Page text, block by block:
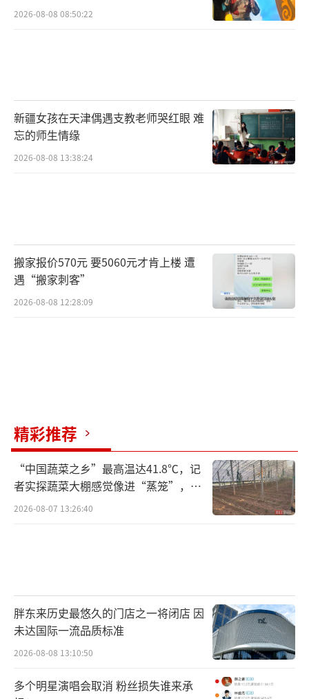
2026-08-08 08:50:22
新疆女孩在天津偶遇支教老师哭红眼 难
忘的师生情缘
2026-08-08 13:38:24
搬家报价570元 要5060元才肯上楼 遭
遇“搬家刺客”
2026-08-08 12:28:09
精彩推荐
“中国蔬菜之乡”最高温达41.8℃，记
者实探蔬菜大棚感觉像进“蒸笼”，有
村民称只能凌晨两点起来干活
2026-08-07 13:26:40
胖东来历史最悠久的门店之一将闭店 因
未达国际一流品质标准
2026-08-08 13:10:50
多个明星演唱会取消 粉丝损失谁来承